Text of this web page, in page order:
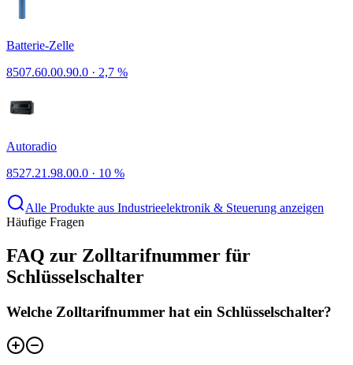
Batterie-Zelle
8507.60.00.90.0 · 2,7 %
Autoradio
8527.21.98.00.0 · 10 %
Alle Produkte aus Industrieelektronik & Steuerung anzeigen
Häufige Fragen
FAQ zur Zolltarifnummer für
Schlüsselschalter
Welche Zolltarifnummer hat ein Schlüsselschalter?